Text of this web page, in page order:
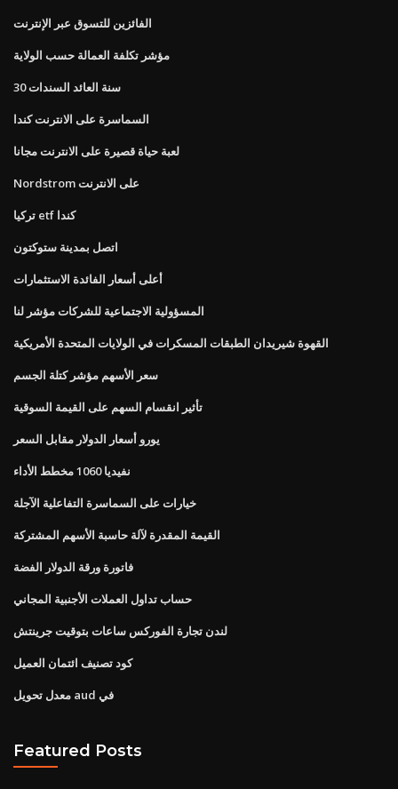
الفائزين للتسوق عبر الإنترنت
مؤشر تكلفة العمالة حسب الولاية
30 سنة العائد السندات
السماسرة على الانترنت كندا
لعبة حياة قصيرة على الانترنت مجانا
Nordstrom على الانترنت
تركيا etf كندا
اتصل بمدينة ستوكتون
أعلى أسعار الفائدة الاستثمارات
المسؤولية الاجتماعية للشركات مؤشر لنا
القهوة شيريدان الطبقات المسكرات في الولايات المتحدة الأمريكية
سعر الأسهم مؤشر كتلة الجسم
تأثير انقسام السهم على القيمة السوقية
يورو أسعار الدولار مقابل السعر
نفيديا 1060 مخطط الأداء
خيارات على السماسرة التفاعلية الآجلة
القيمة المقدرة لآلة حاسبة الأسهم المشتركة
فاتورة ورقة الدولار الفضة
حساب تداول العملات الأجنبية المجاني
لندن تجارة الفوركس ساعات بتوقيت جرينتش
كود تصنيف ائتمان العميل
معدل تحويل aud في
Featured Posts